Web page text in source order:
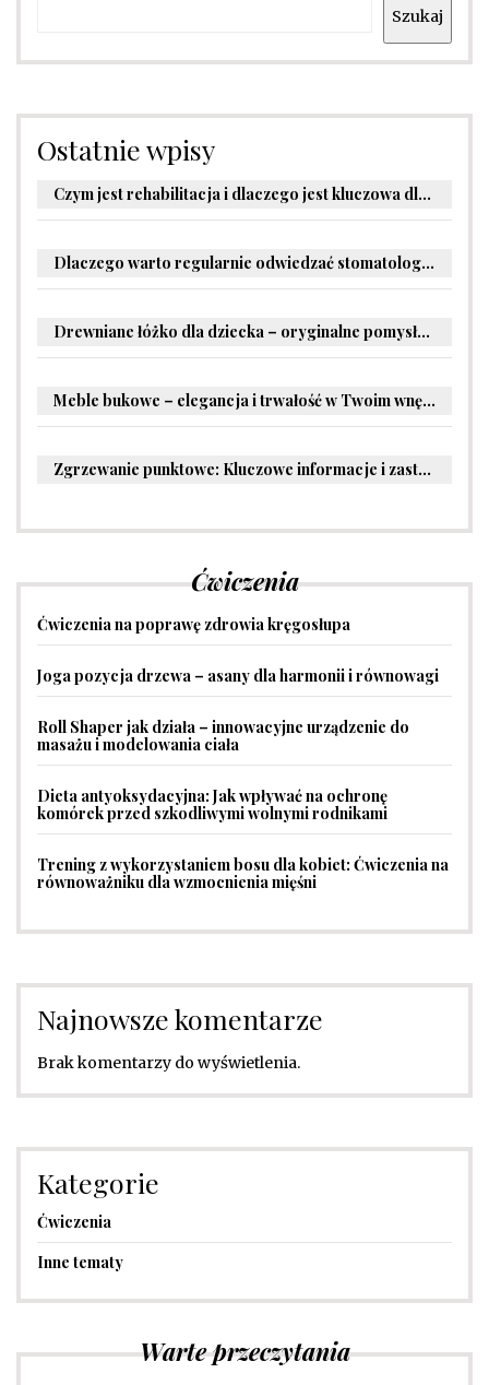
Szukaj
Ostatnie wpisy
Czym jest rehabilitacja i dlaczego jest kluczowa dla powrotu do zdrowia?
Dlaczego warto regularnie odwiedzać stomatologa?
Drewniane łóżko dla dziecka – oryginalne pomysły na aranżację pokoju malucha
Meble bukowe – elegancja i trwałość w Twoim wnętrzu
Zgrzewanie punktowe: Kluczowe informacje i zastosowania w przemyśle
Ćwiczenia
Ćwiczenia na poprawę zdrowia kręgosłupa
Joga pozycja drzewa – asany dla harmonii i równowagi
Roll Shaper jak działa – innowacyjne urządzenie do
masażu i modelowania ciała
Dieta antyoksydacyjna: Jak wpływać na ochronę
komórek przed szkodliwymi wolnymi rodnikami
Trening z wykorzystaniem bosu dla kobiet: Ćwiczenia na
równoważniku dla wzmocnienia mięśni
Najnowsze komentarze
Brak komentarzy do wyświetlenia.
Kategorie
Ćwiczenia
Inne tematy
Warte przeczytania